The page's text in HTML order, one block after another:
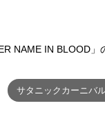
NAME IN BLOOD」
サタニックカーニバ